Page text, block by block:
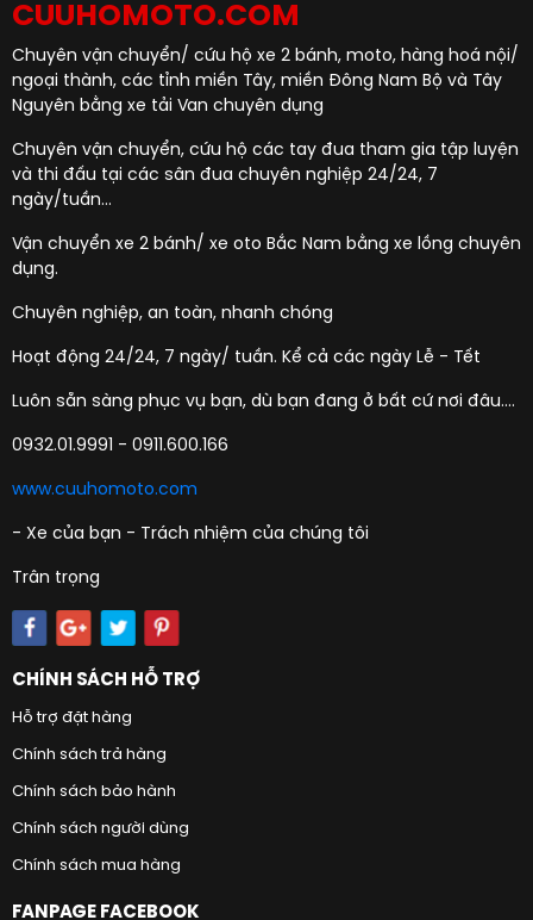
CUUHOMOTO.COM
Chuyên vận chuyển/ cứu hộ xe 2 bánh, moto, hàng hoá nội/
ngoại thành, các tỉnh miền Tây, miền Đông Nam Bộ và Tây
Nguyên bằng xe tải Van chuyên dụng
Chuyên vận chuyển, cứu hộ các tay đua tham gia tập luyện
và thi đấu tại các sân đua chuyên nghiệp 24/24, 7
ngày/tuần...
Vận chuyển xe 2 bánh/ xe oto Bắc Nam bằng xe lồng chuyên
dụng.
Chuyên nghiệp, an toàn, nhanh chóng
Hoạt động 24/24, 7 ngày/ tuần. Kể cả các ngày Lễ - Tết
Luôn sẵn sàng phục vụ bạn, dù bạn đang ở bất cứ nơi đâu....
0932.01.9991 - 0911.600.166
www.cuuhomoto.com
- Xe của bạn - Trách nhiệm của chúng tôi
Trân trọng
CHÍNH SÁCH HỖ TRỢ
Hỗ trợ đặt hàng
Chính sách trả hàng
Chính sách bảo hành
Chính sách người dùng
Chính sách mua hàng
FANPAGE FACEBOOK